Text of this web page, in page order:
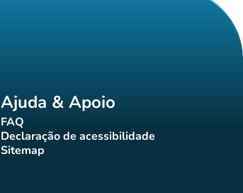
Ajuda & Apoio
FAQ(novo separador)
Declaração de acessibilidade
(novo separador)
Sitemap(novo separador)